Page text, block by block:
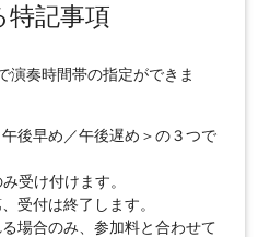
特記事項
演奏時間帯の指定ができま
後早め／午後遅め＞の３つで
受け付けます。
受付は終了します。
場合のみ、参加料と合わせて